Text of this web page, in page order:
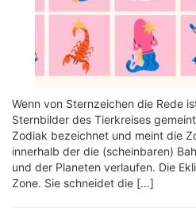
Wenn von Sternzeichen die Rede
Sternbilder des Tierkreises
Zodiak bezeichnet und meint die
innerhalb der die (scheinbaren)
und der Planeten verlaufen. Die
Zone. Sie schneidet die […]